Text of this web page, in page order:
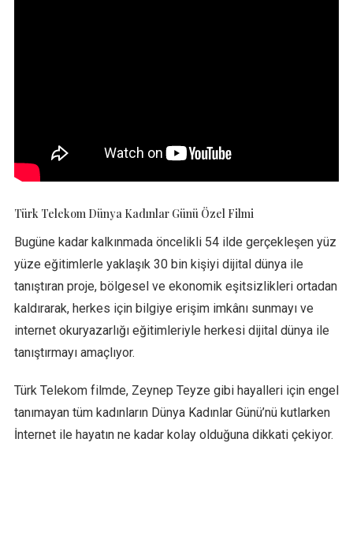
Türk Telekom Dünya Kadınlar Günü Özel Filmi
Bugüne kadar kalkınmada öncelikli 54 ilde gerçekleşen yüz
yüze eğitimlerle yaklaşık 30 bin kişiyi dijital dünya ile
tanıştıran proje, bölgesel ve ekonomik eşitsizlikleri ortadan
kaldırarak, herkes için bilgiye erişim imkânı sunmayı ve
internet okuryazarlığı eğitimleriyle herkesi dijital dünya ile
tanıştırmayı amaçlıyor.
Türk Telekom filmde, Zeynep Teyze gibi hayalleri için engel
tanımayan tüm kadınların Dünya Kadınlar Günü’nü kutlarken
İnternet ile hayatın ne kadar kolay olduğuna dikkati çekiyor.